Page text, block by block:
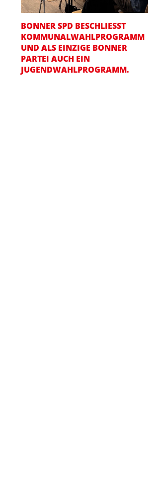
BONNER SPD BESCHLIESST K
OMMUNALWAHLPROGRAMM U
ND ALS EINZIGE BONNER P
ARTEI AUCH EIN J
UGENDWAHLPROGRAMM.